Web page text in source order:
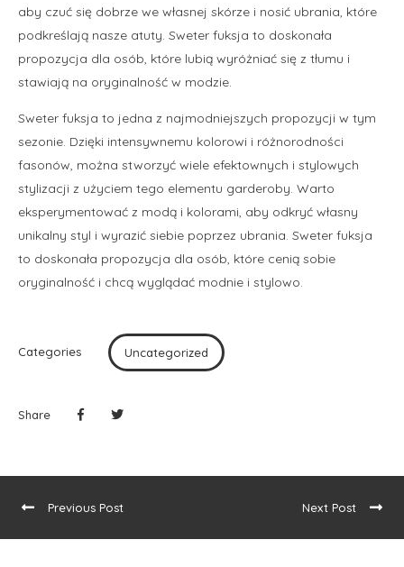
aby czuć się dobrze we własnej skórze i nosić ubrania, które
podkreślają nasze atuty. Sweter fuksja to doskonała
propozycja dla osób, które lubią wyróżniać się z tłumu i
stawiają na oryginalność w modzie.
Sweter fuksja to jedna z najmodniejszych propozycji w tym
sezonie. Dzięki intensywnemu kolorowi i różnorodności
fasonów, można stworzyć wiele efektownych i stylowych
stylizacji z użyciem tego elementu garderoby. Warto
eksperymentować z modą i kolorami, aby odkryć własny
unikalny styl i wyrazić siebie poprzez ubrania. Sweter fuksja
to doskonała propozycja dla osób, które cenią sobie
oryginalność i chcą wyglądać modnie i stylowo.
Categories Uncategorized
Share
Previous Post Next Post